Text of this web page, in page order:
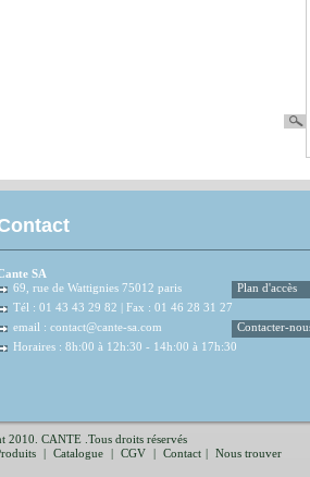
SA
69, rue de Wattignies 75012 paris
Plan d'accès
Tél : 01 43 43 29 82 | Fax : 01 46 28 31 27
email : contact@cante-sa.com
Contacter-
Horaires : 8h:00 à 12h:30 - 14h:00 à 17h:30
2010. CANTE .Tous droits réservés
| Catalogue | CGV | Contact | Nous trouver